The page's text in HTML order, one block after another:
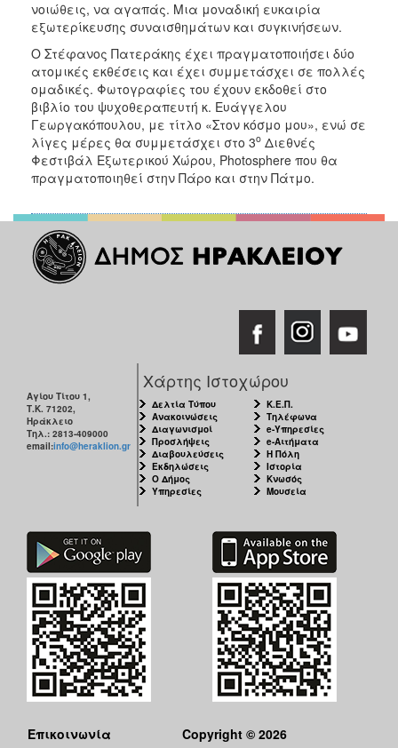
νοιώθεις, να αγαπάς. Μια μοναδική ευκαιρία
εξωτερίκευσης συναισθημάτων και συγκινήσεων.
Ο Στέφανος Πατεράκης έχει πραγματοποιήσει δύο
ατομικές εκθέσεις και έχει συμμετάσχει σε πολλές
ομαδικές. Φωτογραφίες του έχουν εκδοθεί στο
βιβλίο του ψυχοθεραπευτή κ. Ευάγγελου
Γεωργακόπουλου, με τίτλο «Στον κόσμο μου», ενώ σε
λίγες μέρες θα συμμετάσχει στο 3ο Διεθνές
Φεστιβάλ Εξωτερικού Χώρου, Photosphere που θα
πραγματοποιηθεί στην Πάρο και στην Πάτμο.
Αγίου Τίτου 1,
Τ.Κ. 71202,
Ηράκλειο
Τηλ.: 2813-409000
email:info@heraklion.gr
Χάρτης Ιστοχώρου
Δελτία Τύπου
Ανακοινώσεις
Διαγωνισμοί
Προσλήψεις
Διαβουλεύσεις
Εκδηλώσεις
Ο Δήμος
Υπηρεσίες
Κ.Ε.Π.
Τηλέφωνα
e-Υπηρεσίες
e-Αιτήματα
Η Πόλη
Ιστορία
Κνωσός
Μουσεία
Επικοινωνία Copyright © 2026